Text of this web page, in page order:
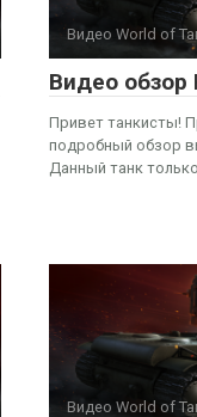
Видео World of
Видео обзор
Привет танкисты!
подробный обзор
Данный танк
Видео World of